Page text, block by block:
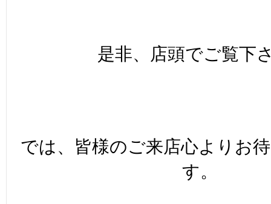
是非、店頭でご覧下
では、皆様のご来店心よりお
す。